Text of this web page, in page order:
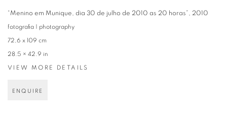
“Menino em Munique, dia 30 de julho de 2010 as 20 horas”, 2010
fotografia | photography
72,6 x 109 cm
28.5 × 42.9 in
VIEW MORE DETAILS
ENQUIRE